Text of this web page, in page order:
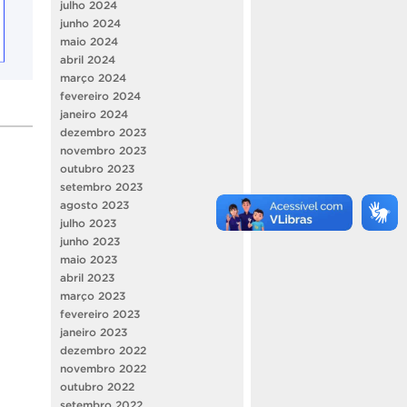
julho 2024
junho 2024
maio 2024
abril 2024
março 2024
fevereiro 2024
janeiro 2024
dezembro 2023
novembro 2023
outubro 2023
setembro 2023
agosto 2023
julho 2023
junho 2023
maio 2023
abril 2023
março 2023
fevereiro 2023
janeiro 2023
dezembro 2022
novembro 2022
outubro 2022
setembro 2022